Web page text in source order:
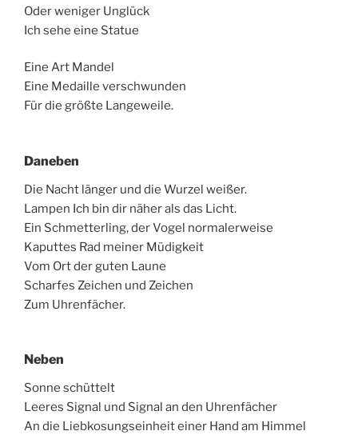
Oder weniger Unglück
Ich sehe eine Statue
Eine Art Mandel
Eine Medaille verschwunden
Für die größte Langeweile.
Daneben
Die Nacht länger und die Wurzel weißer.
Lampen Ich bin dir näher als das Licht.
Ein Schmetterling, der Vogel normalerweise
Kaputtes Rad meiner Müdigkeit
Vom Ort der guten Laune
Scharfes Zeichen und Zeichen
Zum Uhrenfächer.
Neben
Sonne schüttelt
Leeres Signal und Signal an den Uhrenfächer
An die Liebkosungseinheit einer Hand am Himmel